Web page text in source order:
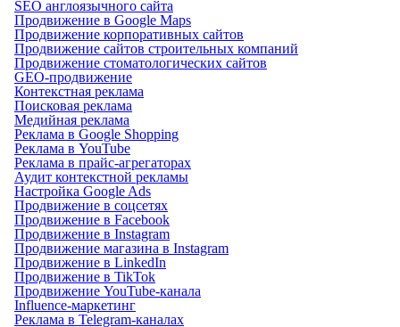
SEO англоязычного сайта
Продвижение в Google Maps
Продвижение корпоративных сайтов
Продвижение сайтов строительных компаний
Продвижение стоматологических сайтов
GEO-продвижение
Контекстная реклама
Поисковая реклама
Медийная реклама
Реклама в Google Shopping
Реклама в YouTube
Реклама в прайс-агрегаторах
Аудит контекстной рекламы
Настройка Google Ads
Продвижение в соцсетях
Продвижение в Facebook
Продвижение в Instagram
Продвижение магазина в Instagram
Продвижение в LinkedIn
Продвижение в TikTok
Продвижение YouTube-канала
Influence-маркетинг
Реклама в Telegram-каналах